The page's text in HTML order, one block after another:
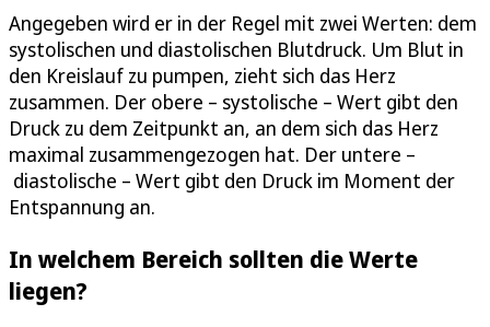
Angegeben wird er in der Regel mit zwei Werten: dem
systolischen und diastolischen Blutdruck. Um Blut in
den Kreislauf zu pumpen, zieht sich das Herz
zusammen. Der obere – systolische – Wert gibt den
Druck zu dem Zeitpunkt an, an dem sich das Herz
maximal zusammengezogen hat. Der untere –
diastolische – Wert gibt den Druck im Moment der
Entspannung an.
In welchem Bereich sollten die Werte
liegen?